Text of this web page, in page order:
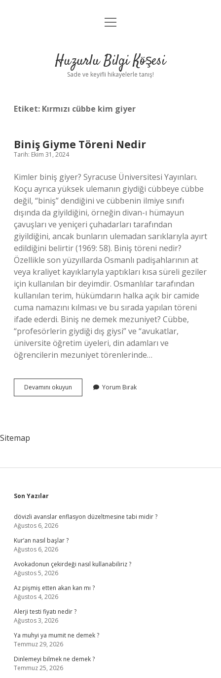
Anasayfa
Yasal Uyarı
menüyü
Huzurlu Bilgi Köşesi
Sade ve keyifli hikayelerle tanış!
Etiket: Kırmızı cübbe kim giyer
Biniş Giyme Töreni Nedir
Tarih: Ekim 31, 2024
Kimler biniş giyer? Syracuse Üniversitesi Yayınları.
Koçu ayrıca yüksek ulemanın giydiği cübbeye cübbe
değil, “biniş” dendiğini ve cübbenin ilmiye sınıfı
dışında da giyildiğini, örneğin divan-ı hümayun
çavuşları ve yeniçeri çuhadarları tarafından
giyildiğini, ancak bunların ulemadan sarıklarıyla ayırt
edildiğini belirtir (1969: 58). Biniş töreni nedir?
Özellikle son yüzyıllarda Osmanlı padişahlarının at
veya kraliyet kayıklarıyla yaptıkları kısa süreli geziler
için kullanılan bir deyimdir. Osmanlılar tarafından
kullanılan terim, hükümdarın halka açık bir camide
cuma namazını kılması ve bu sırada yapılan töreni
ifade ederdi. Biniş ne demek mezuniyet? Cübbe,
“profesörlerin giydiği dış giysi” ve “avukatlar,
üniversite öğretim üyeleri, din adamları ve
öğrencilerin mezuniyet törenlerinde…
Devamını okuyun
Giyme
Yorum Bırak
Sitemap
Sidebar
Son Yazılar
dövizli avanslar enflasyon düzeltmesine tabi midir ?
Ağustos 6, 2026
Kur’an nasıl başlar ?
Ağustos 6, 2026
Avokadonun çekirdeği nasıl kullanabiliriz ?
Ağustos 5, 2026
Az pişmiş etten akan kan mı ?
Ağustos 4, 2026
Alerji testi fiyatı nedir ?
Ağustos 3, 2026
Ya muhyi ya mumit ne demek ?
Temmuz 29, 2026
Dinlemeyi bilmek ne demek ?
Temmuz 25, 2026